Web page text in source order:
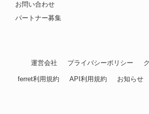
お問い合わせ
パートナー募集
運営会社 プライバシーポリシー
ferret利用規約 API利用規約 お知らせ